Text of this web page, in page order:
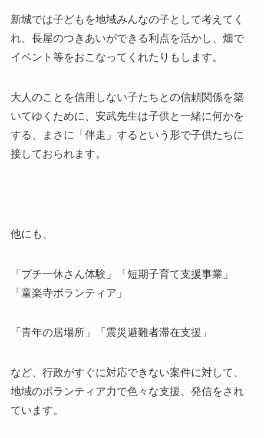
新城では子どもを地域みんなの子として考えてく
れ、長屋のつきあいができる利点を活かし、畑で
イベント等をおこなってくれたりもします。
大人のことを信用しない子たちとの信頼関係を築
いてゆくために、安武先生は子供と一緒に何かを
する、まさに「伴走」するという形で子供たちに
接しておられます。
他にも、
「プチ一休さん体験」「短期子育て支援事業」
「童楽寺ボランティア」
「青年の居場所」「震災避難者滞在支援」
など、行政がすぐに対応できない案件に対して、
地域のボランティア力で色々な支援、発信をされ
ています。